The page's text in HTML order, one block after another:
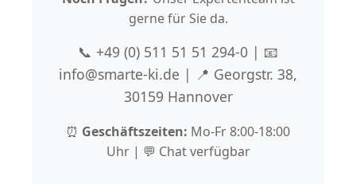
gerne für Sie da.
📞 +49 (0) 511 51 51 294-0 | 📧
info@smarte-ki.de | 📍 Georgstr. 38,
30159 Hannover
⏰ Geschäftszeiten: Mo-Fr 8:00-18:00
Uhr | 💬 Chat verfügbar